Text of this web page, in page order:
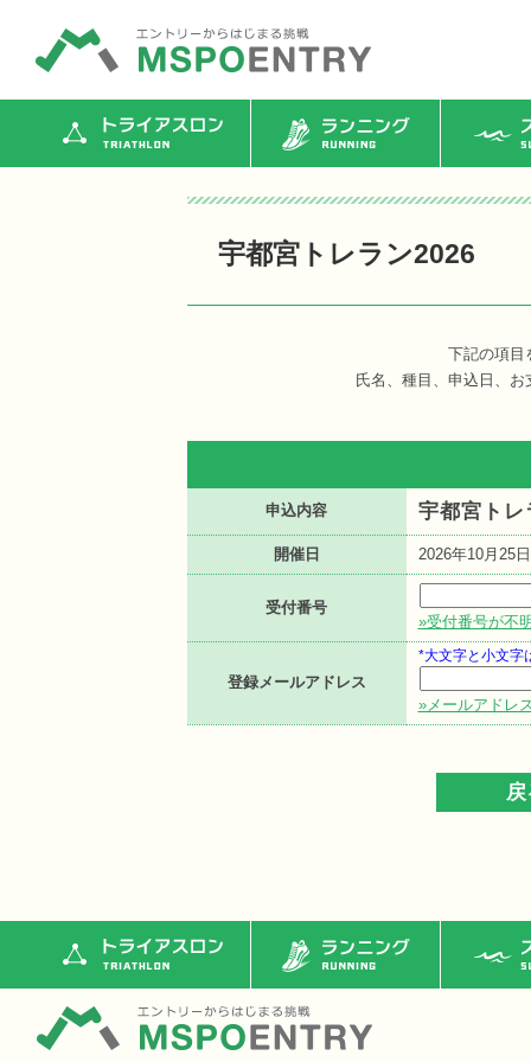
トライアスロン ランニング ス
宇都宮トレラン2026
下記の項目
氏名、種目、申込日、
申込内容 宇都宮トレ
開催日 2026年10月25
受付番号
»受付番号が不
登録メールアドレス
*大文字と小文字
»メールアドレ
トライアスロン ランニング ス